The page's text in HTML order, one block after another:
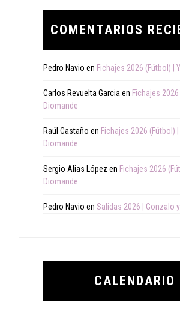
COMENTARIOS
Pedro Navio en Fichajes 2026 (Fútbol) |
Carlos Revuelta Garcia en Fichajes
Diomande
Raúl Castaño en Fichajes 2026 (Fútbol) |
Diomande
Sergio Alias López en Fichajes 2026
Diomande
Pedro Navio en Salidas 2026 | Gonzalo
CALENDARIO